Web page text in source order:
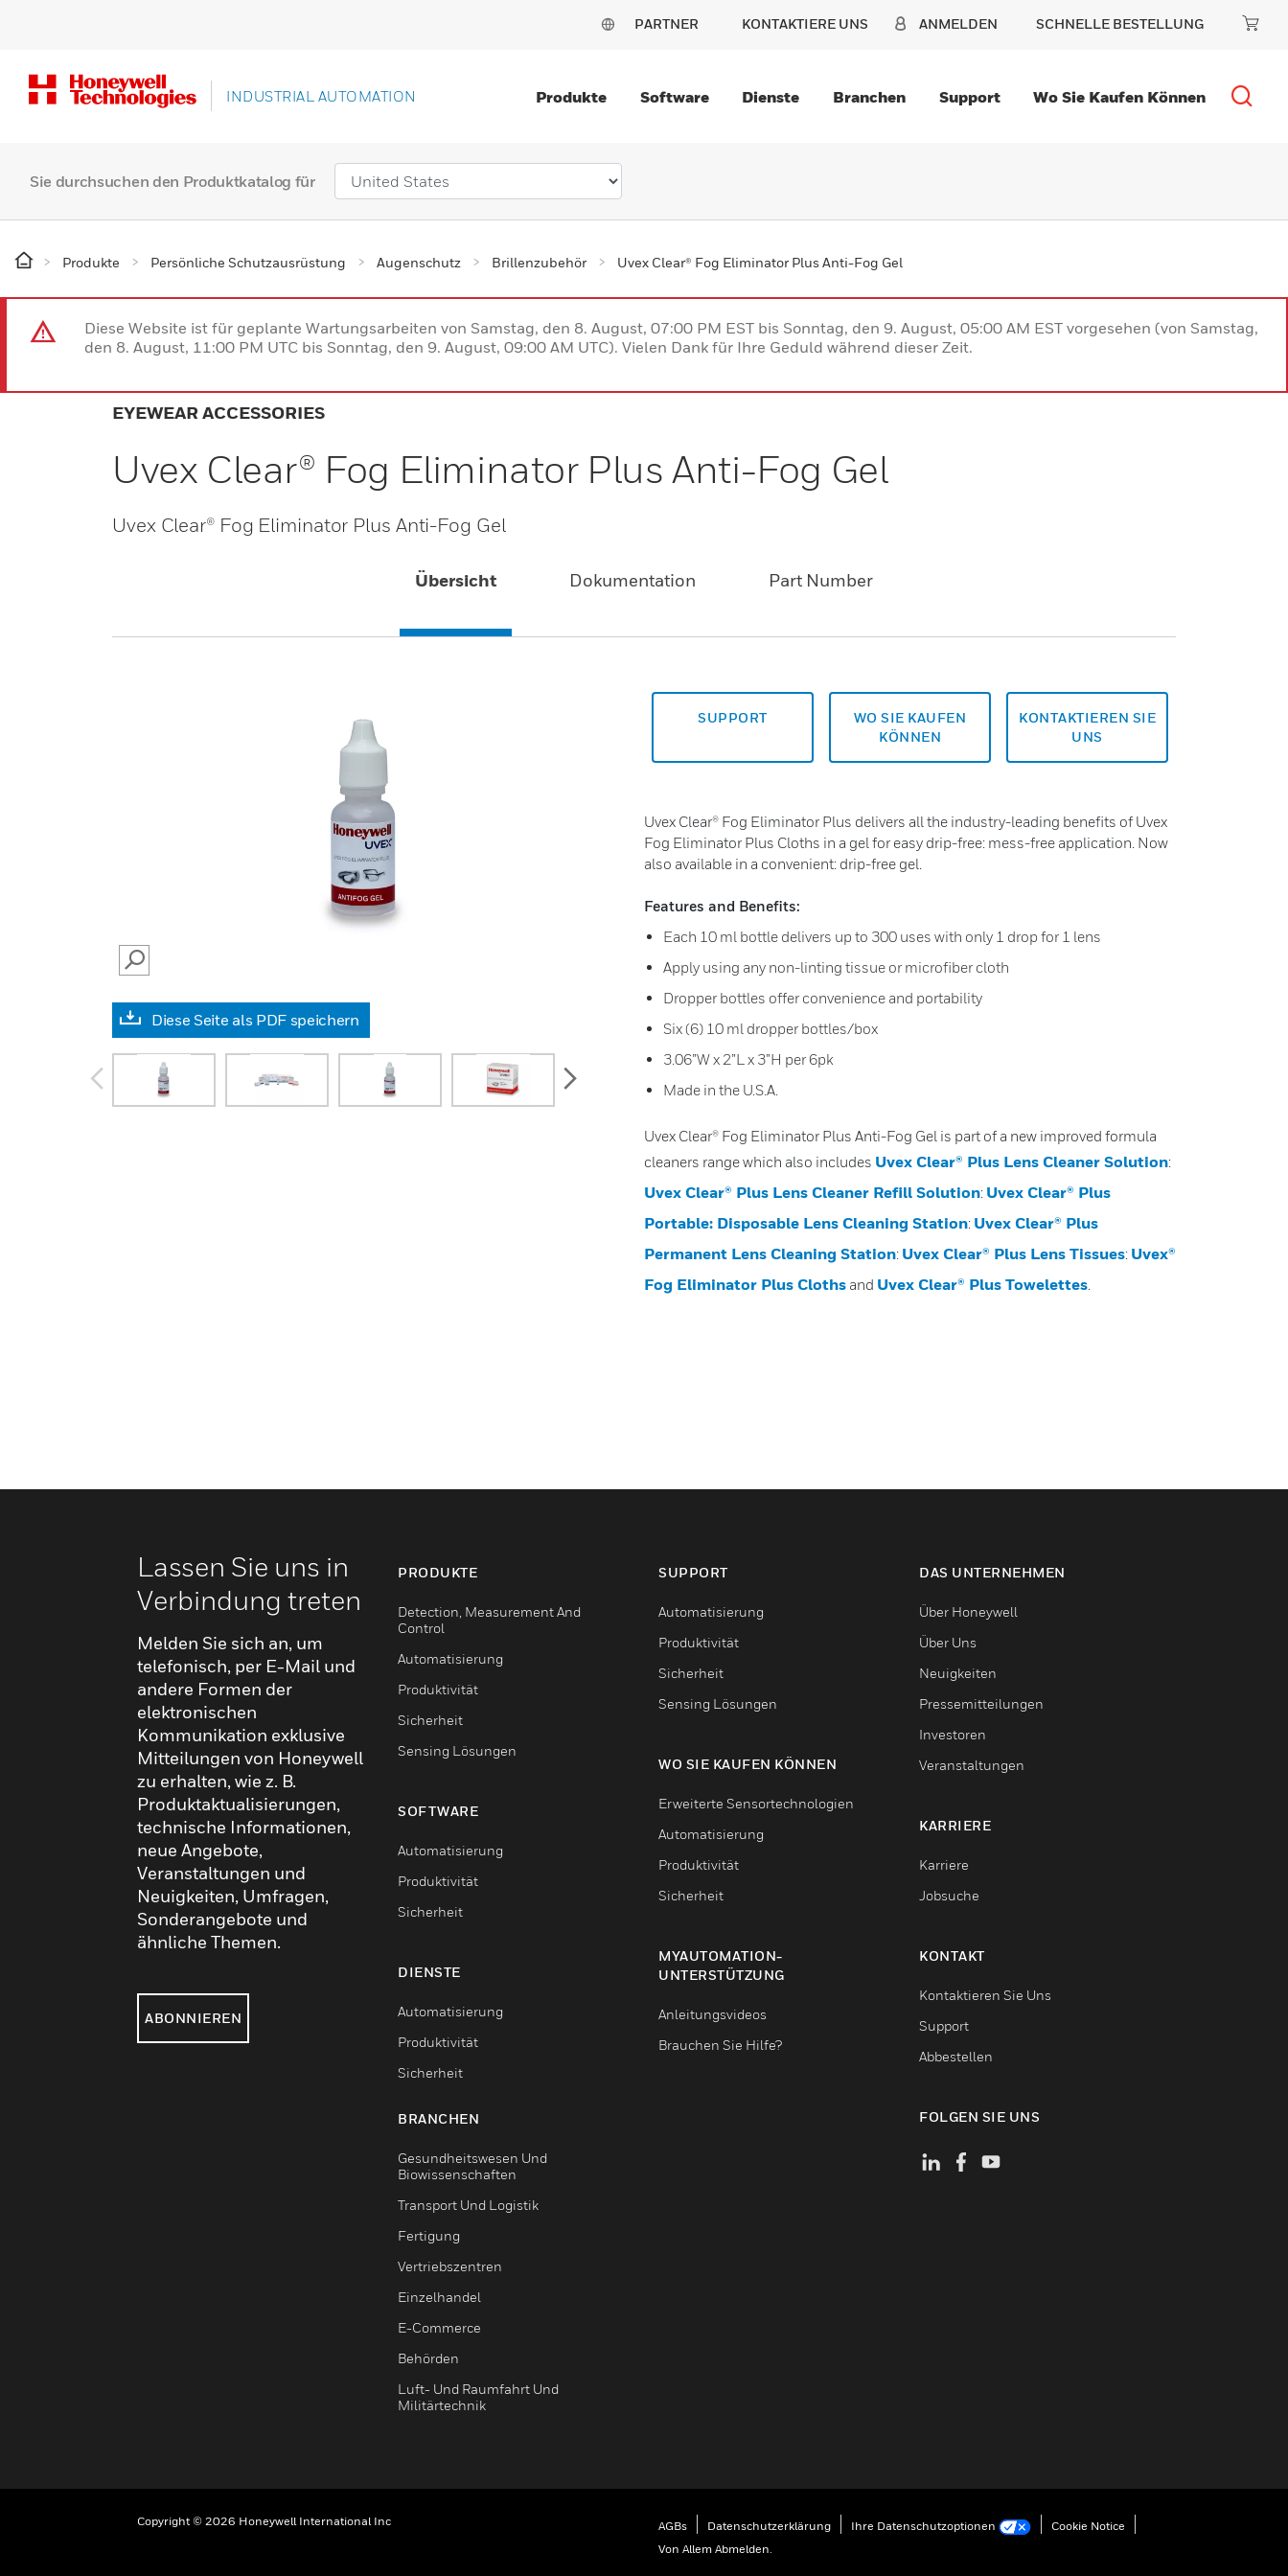
PARTNER KONTAKTIERE UNS ANMELDEN SCHNELLE BESTELLUNG
INDUSTRIAL AUTOMATION Produkte Software Dienste Branchen Support Wo Sie Kaufen Können
Sie durchsuchen den Produktkatalog für
Produkte Persönliche Schutzausrüstung Augenschutz Brillenzubehör Uvex Clear® Fog Eliminator Plus Anti-Fog Gel
Diese Website ist für geplante Wartungsarbeiten von Samstag, den 8. August, 07:00 PM EST bis Sonntag, den 9. August, 05:00 AM EST vorgesehen (von Samstag,
den 8. August, 11:00 PM UTC bis Sonntag, den 9. August, 09:00 AM UTC). Vielen Dank für Ihre Geduld während dieser Zeit.
EYEWEAR ACCESSORIES
Uvex Clear® Fog Eliminator Plus Anti-Fog Gel
Uvex Clear® Fog Eliminator Plus Anti-Fog Gel
Übersicht Dokumentation Part Number
SEARCH
Diese Seite als PDF speichern
SUPPORT
WO SIE KAUFEN
KÖNNEN
KONTAKTIEREN SIE
UNS
Uvex Clear® Fog Eliminator Plus delivers all the industry-leading benefits of Uvex
Fog Eliminator Plus Cloths in a gel for easy drip-free: mess-free application. Now
also available in a convenient: drip-free gel.
Features and Benefits:
Each 10 ml bottle delivers up to 300 uses with only 1 drop for 1 lens
Apply using any non-linting tissue or microfiber cloth
Dropper bottles offer convenience and portability
Six (6) 10 ml dropper bottles/box
3.06”W x 2”L x 3”H per 6pk
Made in the U.S.A.
Uvex Clear® Fog Eliminator Plus Anti-Fog Gel is part of a new improved formula
cleaners range which also includes Uvex Clear® Plus Lens Cleaner Solution:
Uvex Clear® Plus Lens Cleaner Refill Solution: Uvex Clear® Plus
Portable: Disposable Lens Cleaning Station: Uvex Clear® Plus
Permanent Lens Cleaning Station: Uvex Clear® Plus Lens Tissues: Uvex®
Fog Eliminator Plus Cloths and Uvex Clear® Plus Towelettes
Lassen Sie uns in
Verbindung treten
Melden Sie sich an, um
telefonisch, per E-Mail und
andere Formen der
elektronischen
Kommunikation exklusive
Mitteilungen von Honeywell
zu erhalten, wie z. B.
Produktaktualisierungen,
technische Informationen,
neue Angebote,
Veranstaltungen und
Neuigkeiten, Umfragen,
Sonderangebote und
ähnliche Themen.
ABONNIEREN
PRODUKTE
Detection, Measurement And
Control
Automatisierung
Produktivität
Sicherheit
Sensing Lösungen
SOFTWARE
Automatisierung
Produktivität
Sicherheit
DIENSTE
Automatisierung
Produktivität
Sicherheit
BRANCHEN
Gesundheitswesen Und
Biowissenschaften
Transport Und Logistik
Fertigung
Vertriebszentren
Einzelhandel
E-Commerce
Behörden
Luft- Und Raumfahrt Und
Militärtechnik
SUPPORT
Automatisierung
Produktivität
Sicherheit
Sensing Lösungen
WO SIE KAUFEN KÖNNEN
Erweiterte Sensortechnologien
Automatisierung
Produktivität
Sicherheit
MYAUTOMATION-
UNTERSTÜTZUNG
Anleitungsvideos
Brauchen Sie Hilfe?
DAS UNTERNEHMEN
Über Honeywell
Über Uns
Neuigkeiten
Pressemitteilungen
Investoren
Veranstaltungen
KARRIERE
Karriere
Jobsuche
KONTAKT
Kontaktieren Sie Uns
Support
Abbestellen
FOLGEN SIE UNS
Copyright © 2026 Honeywell International Inc AGBs Datenschutzerklärung Ihre Datenschutzoptionen
Cookie Notice
Von Allem Abmelden.